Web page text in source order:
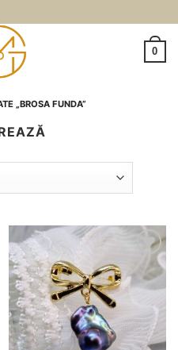
0
„BROSA FUNDA”
Adauga
la
favorite